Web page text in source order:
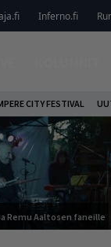
Inferno.fi
CITY FESTIVAL
Remu Aaltosen faneille